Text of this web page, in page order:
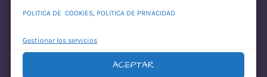
POLITICA DE COOKIES, POLITICA DE PRIVACIDAD
Gestionar los servicios
ACEPTAR